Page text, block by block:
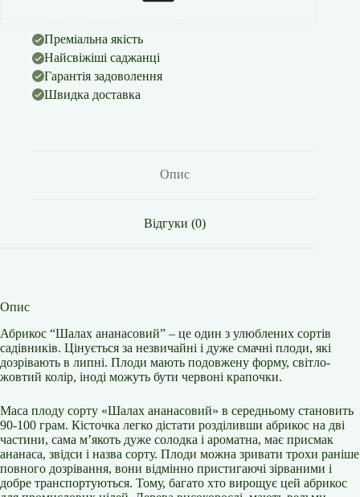
Преміальна якість
Найсвіжіші саджанці
Гарантія задоволення
Швидка доставка
Опис
Відгуки (0)
Опис
Абрикос “Шалах ананасовий” – це один з улюблених сортів
садівників. Цінується за незвичайні і дуже смачні плоди, які
дозрівають в липні. Плоди мають подовжену форму, світло-
жовтий колір, іноді можуть бути червоні крапочки.
Маса плоду сорту «Шалах ананасовий» в середньому становить
90-100 грам. Кісточка легко дістати розділивши абрикос на дві
частини, сама м’якоть дуже солодка і ароматна, має присмак
ананаса, звідси і назва сорту. Плоди можна зривати трохи раніше
повного дозрівання, вони відмінно пристигаючі зірваними і
добре транспортуються. Тому, багато хто вирощує цей абрикос